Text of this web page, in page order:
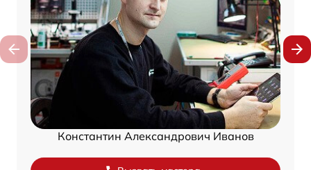
Константин Александрович Иванов